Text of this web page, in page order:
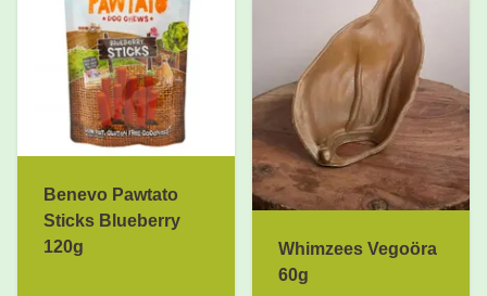
Benevo Pawtato
Sticks Blueberry
120g
Whimzees Vegoöra
60g